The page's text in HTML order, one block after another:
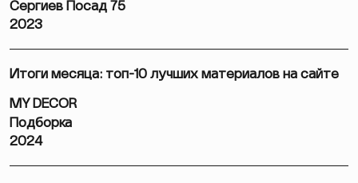
Сергиев Посад 75
2023
Итоги месяца: топ-10 лучших материалов на сайте
MY DECOR
Подборка
2024